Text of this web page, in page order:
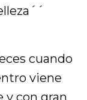
cuando
viene